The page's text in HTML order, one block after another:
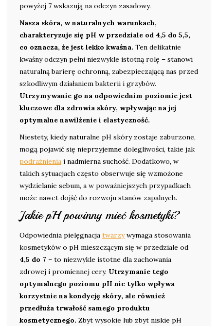
powyżej 7 wskazują na odczyn zasadowy.
Nasza skóra, w naturalnych warunkach,
charakteryzuje się pH w przedziale od 4,5 do 5,5,
co oznacza, że jest lekko kwaśna. Ten delikatnie
kwaśny odczyn pełni niezwykle istotną rolę – stanowi
naturalną barierę ochronną, zabezpieczającą nas przed
szkodliwym działaniem bakterii i grzybów.
Utrzymywanie go na odpowiednim poziomie jest
kluczowe dla zdrowia skóry, wpływając na jej
optymalne nawilżenie i elastyczność.
Niestety, kiedy naturalne pH skóry zostaje zaburzone,
mogą pojawić się nieprzyjemne dolegliwości, takie jak
podrażnienia i nadmierna suchość. Dodatkowo, w
takich sytuacjach często obserwuje się wzmożone
wydzielanie sebum, a w poważniejszych przypadkach
może nawet dojść do rozwoju stanów zapalnych.
Jakie pH powinny mieć kosmetyki?
Odpowiednia pielęgnacja twarzywymaga stosowania
kosmetyków o pH mieszczącym się w przedziale od
4,5 do 7 – to niezwykle istotne dla zachowania
zdrowej i promiennej cery. Utrzymanie tego
optymalnego poziomu pH nie tylko wpływa
korzystnie na kondycję skóry, ale również
przedłuża trwałość samego produktu
kosmetycznego. Zbyt wysokie lub zbyt niskie pH